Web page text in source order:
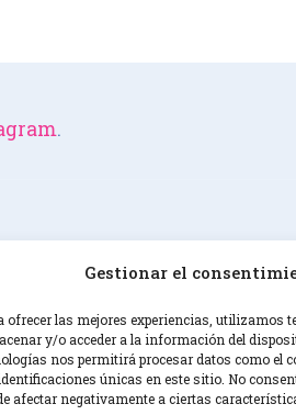
Gestionar el
ofrecer las mejores experiencias, utilizamos
y/o acceder a la información del
nos permitirá procesar datos como el
únicas en este sitio. No
afectar negativamente a ciertas
.
Términos y condiciones